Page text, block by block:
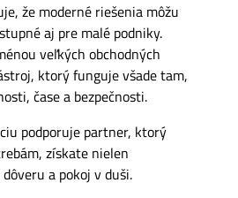
že moderné riešenia môžu
aj pre malé podniky.
veľkých obchodných
ktorý funguje všade tam,
čase a bezpečnosti.
podporuje partner, ktorý
získate nielen
a pokoj v duši.